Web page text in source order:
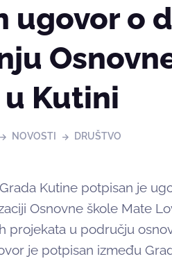
ugovor o
Kutini
NOVOSTI DRUŠTVO
Kutine potpisan je
Osnovne škole Mate
projekata u području
je potpisan između